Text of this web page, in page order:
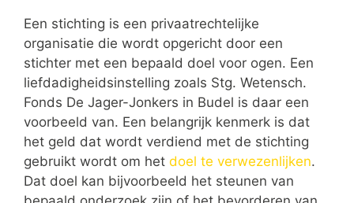
Een stichting is een privaatrechtelijke
organisatie die wordt opgericht door een
stichter met een bepaald doel voor ogen. Een
liefdadigheidsinstelling zoals Stg. Wetensch.
Fonds De Jager-Jonkers in Budel is daar een
voorbeeld van. Een belangrijk kenmerk is dat
het geld dat wordt verdiend met de stichting
gebruikt wordt om het doel te verwezenlijken.
Dat doel kan bijvoorbeeld het steunen van